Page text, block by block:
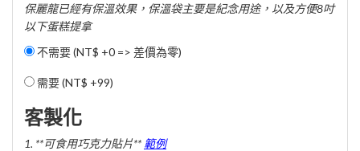
保麗龍已經有保溫效果，保溫袋主要是紀念用途，以及方便8吋
以下蛋糕提拿
不需要 (NT$ +0 => 差價為零)
需要 (NT$ +99)
客製化
1. **可食用巧克力貼片** 範例